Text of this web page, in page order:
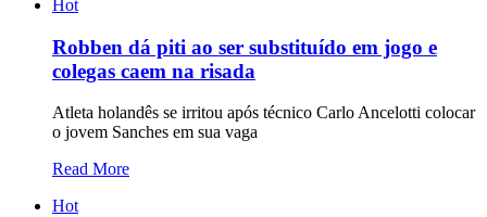
Hot
Robben dá piti ao ser substituído em jogo e
colegas caem na risada
Atleta holandês se irritou após técnico Carlo Ancelotti colocar
o jovem Sanches em sua vaga
Read More
Hot